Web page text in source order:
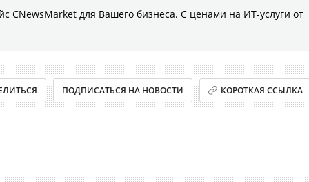
CNewsMarket для Вашего бизнеса. С ценами на ИТ-услуги от
ПОДПИСАТЬСЯ НА НОВОСТИ КОРОТКАЯ ССЫЛКА